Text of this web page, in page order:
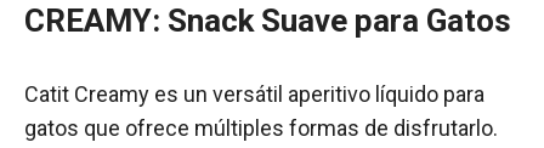
CREAMY: Snack Suave para Gatos
Catit Creamy es un versátil aperitivo líquido para
gatos que ofrece múltiples formas de disfrutarlo.